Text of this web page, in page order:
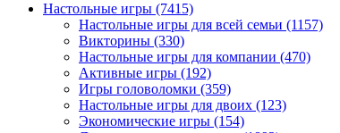
Настольные игры (7415)
Настольные игры для всей семьи (1157)
Викторины (330)
Настольные игры для компании (470)
Активные игры (192)
Игры головоломки (359)
Настольные игры для двоих (123)
Экономические игры (154)